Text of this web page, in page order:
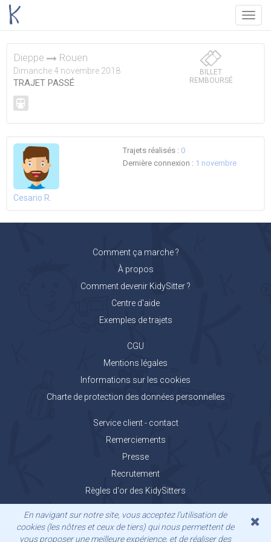
Menu
Dieppe Rouen
Dimanche 4 novembre 2018
TRAJET PASSÉ
BILLET
REMBOURSÉ
Cesario R.
Trajets réalisés : 0
Dernière connexion : 1 novembre
Comment ça marche ?
À propos
Comment devenir KidySitter ?
Centre d'aide
Exemples de trajets
CGU
Mentions légales
Informations sur les cookies
Charte de protection des données personnelles
Service client - contact
Remerciements
Presse
Recrutement
Règles d'or des KidySitters
En navigant sur notre site, vous acceptez l'utilisation de
cookies (les nôtres et ceux de tiers) qui nous permettent de
vous proposer une meilleure expérience, et de réaliser des